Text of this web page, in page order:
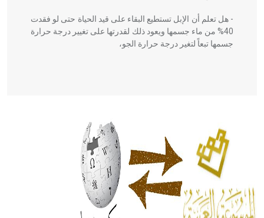
- هل تعلم أن الإبل تستطيع البقاء على قيد الحياة حتى لو فقدت
40% من ماء جسمها ويعود ذلك لقدرتها على تغيير درجة حرارة
جسمها تبعاً لتغير درجة حرارة الجو،
الحكم، الأدلة، تنظيم التغذية، ورسالته في جروح الرأس. ويعود
له الفضل بأنه حرر الطب من الدين والفلسفة.
- هل تعلم أن المرجان إفراز حيواني يتكون في البحر ويتركب
من مادة كربونات الكلسيوم، وهو أحمر أو شديد الحمرة وهو